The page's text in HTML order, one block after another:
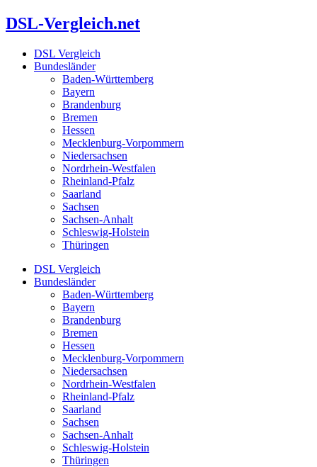
Zum
Inhalt
DSL-Vergleich.net
DSL Vergleich
Bundesländer
Baden-Württemberg
Bayern
Brandenburg
Bremen
Hessen
Mecklenburg-Vorpommern
Niedersachsen
Nordrhein-Westfalen
Rheinland-Pfalz
Saarland
Sachsen
Sachsen-Anhalt
Schleswig-Holstein
Thüringen
DSL Vergleich
Bundesländer
Baden-Württemberg
Bayern
Brandenburg
Bremen
Hessen
Mecklenburg-Vorpommern
Niedersachsen
Nordrhein-Westfalen
Rheinland-Pfalz
Saarland
Sachsen
Sachsen-Anhalt
Schleswig-Holstein
Thüringen